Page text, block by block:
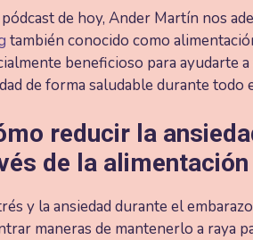
de hoy, Ander Martín nos
también conocido como
beneficioso para ayudarte
de forma saludable durante todo
reducir la
de la
y la ansiedad durante el
maneras de mantenerlo a raya